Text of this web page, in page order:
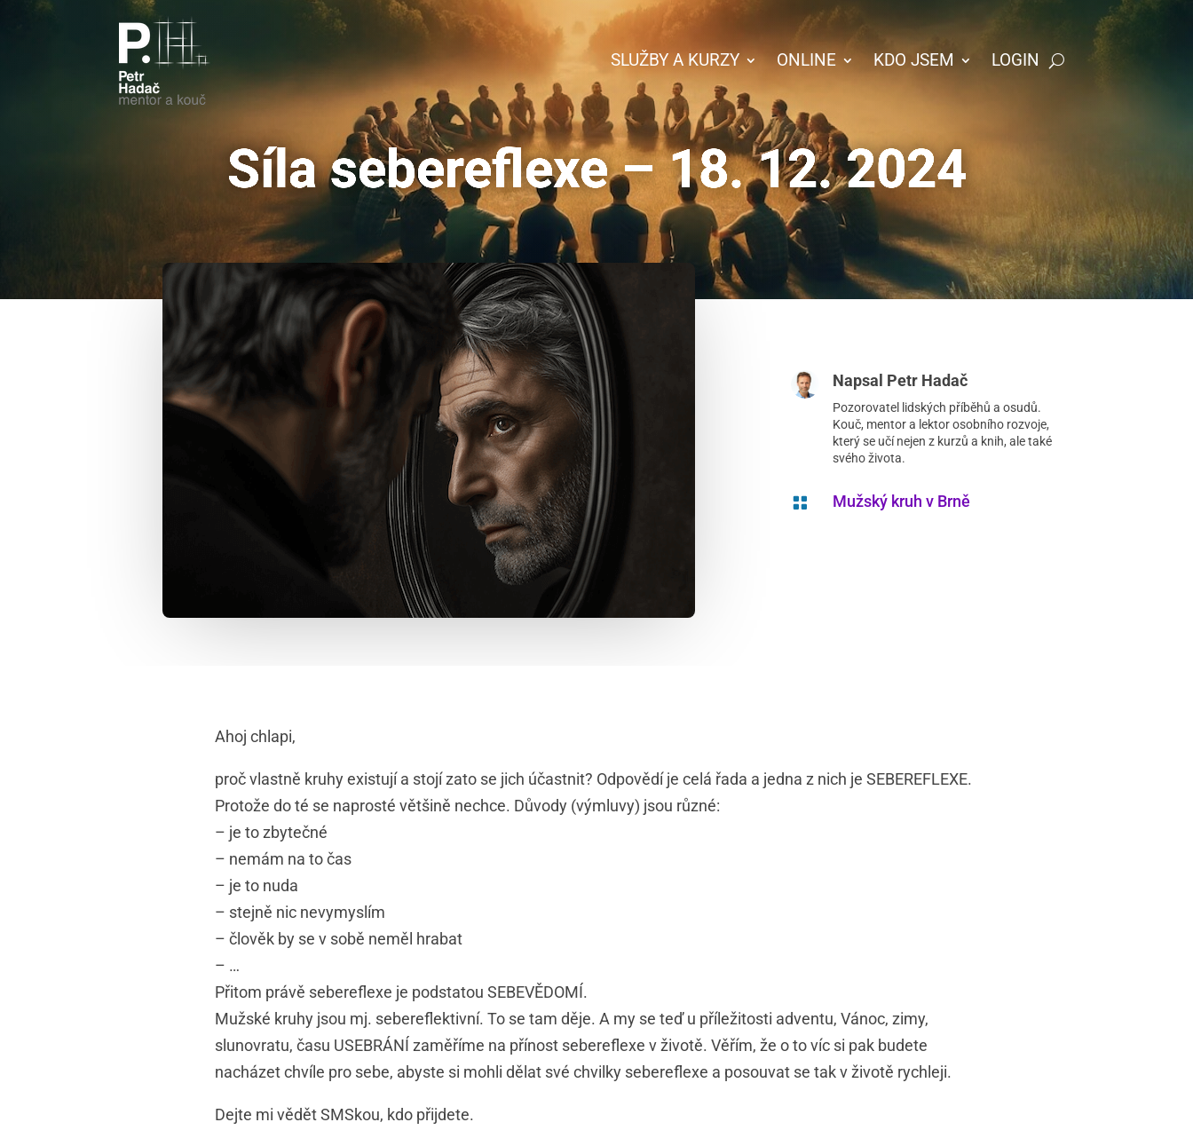
SLUŽBY A KURZY ONLINE KDO JSEM LOGIN
Síla sebereflexe – 18. 12. 2024
Napsal Petr Hadač
Pozorovatel lidských příběhů a osudů.
Kouč, mentor a lektor osobního rozvoje,
který se učí nejen z kurzů a knih, ale také
svého života.
 Mužský kruh v Brně
Ahoj chlapi,
proč vlastně kruhy existují a stojí zato se jich účastnit? Odpovědí je celá řada a jedna z nich je SEBEREFLEXE.
Protože do té se naprosté většině nechce. Důvody (výmluvy) jsou různé:
– je to zbytečné
– nemám na to čas
– je to nuda
– stejně nic nevymyslím
– člověk by se v sobě neměl hrabat
– …
Přitom právě sebereflexe je podstatou SEBEVĚDOMÍ.
Mužské kruhy jsou mj. sebereflektivní. To se tam děje. A my se teď u příležitosti adventu, Vánoc, zimy,
slunovratu, času USEBRÁNÍ zaměříme na přínost sebereflexe v životě. Věřím, že o to víc si pak budete
nacházet chvíle pro sebe, abyste si mohli dělat své chvilky sebereflexe a posouvat se tak v životě rychleji.
Dejte mi vědět SMSkou, kdo přijdete.